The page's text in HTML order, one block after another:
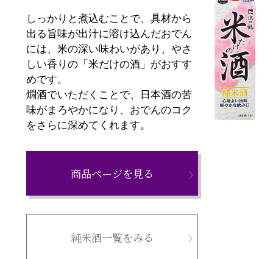
しっかりと煮込むことで、具材から
出る旨味が出汁に溶け込んだおでん
には、米の深い味わいがあり、やさ
しい香りの「米だけの酒」がおすす
めです。
燗酒でいただくことで、日本酒の苦
味がまろやかになり、おでんのコク
をさらに深めてくれます。
商品ページを見る
純米酒一覧をみる